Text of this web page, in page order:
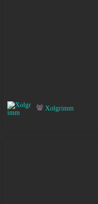
Xolgrimm